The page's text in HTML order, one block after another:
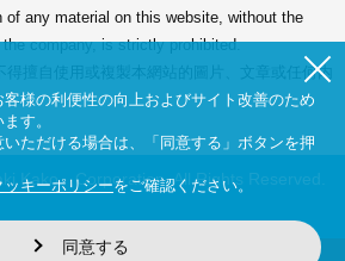
of any material on this website, without the
company, is strictly prohibited.
得擅自使用或複製本網站的圖片、文章或任何内
Kako Corporation. All Rights Reserved.
様の利便性の向上およびサイト改善のため
す。
ただける場合は、「同意する」ボタンを押
ッキーポリシーをご確認ください。
同意する